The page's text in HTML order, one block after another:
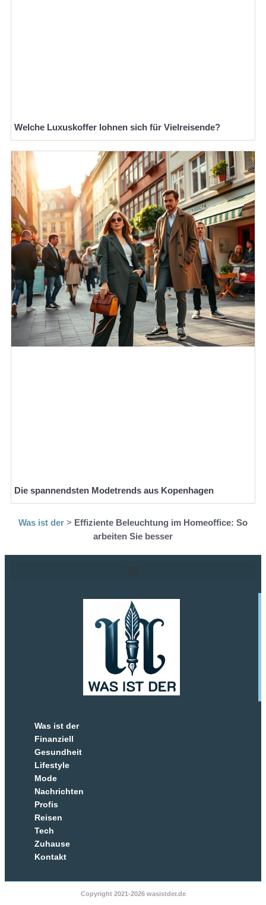
Welche Luxuskoffer lohnen sich für Vielreisende?
Die spannendsten Modetrends aus Kopenhagen
Was ist der > Effiziente Beleuchtung im Homeoffice: So
arbeiten Sie besser
Was ist der
Finanziell
Gesundheit
Lifestyle
Mode
Nachrichten
Profis
Reisen
Tech
Zuhause
Kontakt
Copyright 2021-2026 wasistder.de